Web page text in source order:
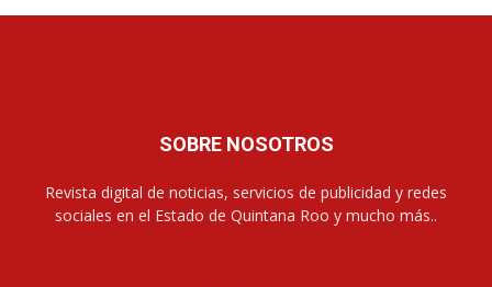
SOBRE NOSOTROS
Revista digital de noticias, servicios de publicidad y redes
sociales en el Estado de Quintana Roo y mucho más..